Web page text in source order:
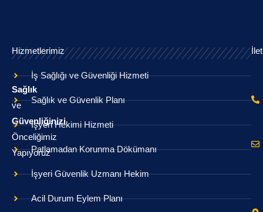
Sağlık
ve
Güvenliğinizi
Önceliğimiz
Yapıyoruz
Hizmetlerimiz
İş Sağlığı ve Güvenliği Hizmeti
Sağlık ve Güvenlik Planı
İşyeri Hekimi Hizmeti
Patlamadan Korunma Dökümanı
İşyeri Güvenlik Uzmanı Hekim
Acil Durum Eylem Planı